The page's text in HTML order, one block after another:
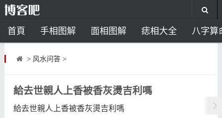
首頁 手相图解 面相图解 痣相大全 八字算
风水开运 助运饰品
> 风水问答>
給去世親人上香被香灰燙吉利嗎
給去世親人上香被香灰燙吉利嗎